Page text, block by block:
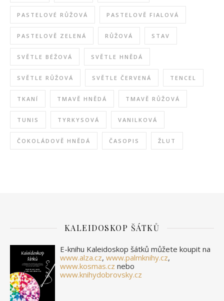
PASTELOVÉ RŮŽOVÁ PASTELOVĚ FIALOVÁ
PASTELOVĚ ZELENÁ RŮŽOVÁ STAV
SVĚTLE BÉŽOVÁ SVĚTLE HNĚDÁ
SVĚTLE RŮŽOVÁ SVĚTLE ČERVENÁ TENCEL
TKANÍ TMAVĚ HNĚDÁ TMAVĚ RŮŽOVÁ
TUNIS TYRKYSOVÁ VANILKOVÁ
ČOKOLÁDOVĚ HNĚDÁ ČASOPIS ŽLUT
KALEIDOSKOP ŠÁTKŮ
E-knihu Kaleidoskop šátků můžete koupit na
www.alza.cz, www.palmknihy.cz,
www.kosmas.cz nebo
www.knihydobrovsky.cz